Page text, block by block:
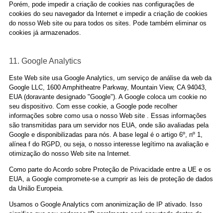
Porém, pode impedir a criação de cookies nas configurações de
cookies do seu navegador da Internet e impedir a criação de cookies
do nosso Web site ou para todos os sites. Pode também eliminar os
cookies já armazenados.
11. Google Analytics
Este Web site usa Google Analytics, um serviço de análise da web da
Google LLC, 1600 Amphitheatre Parkway, Mountain View, CA 94043,
EUA (doravante designado "Google"). A Google coloca um cookie no
seu dispositivo. Com esse cookie, a Google pode recolher
informações sobre como usa o nosso Web site . Essas informações
são transmitidas para um servidor nos EUA, onde são avaliadas pela
Google e disponibilizadas para nós. A base legal é o artigo 6º, nº 1,
alínea f do RGPD, ou seja, o nosso interesse legítimo na avaliação e
otimização do nosso Web site na Internet.
Como parte do Acordo sobre Proteção de Privacidade entre a UE e os
EUA, a Google compromete-se a cumprir as leis de proteção de dados
da União Europeia.
Usamos o Google Analytics com anonimização de IP ativado. Isso